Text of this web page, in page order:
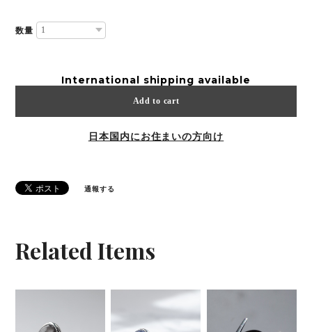
数量
International shipping available
Add to cart
日本国内にお住まいの方向け
通報する
Related Items